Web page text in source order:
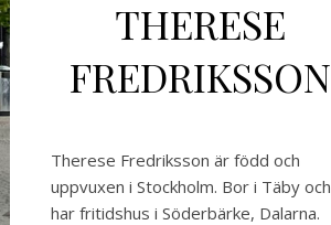
THERESE
FREDRIKSSON
Therese Fredriksson är född och
uppvuxen i Stockholm. Bor i Täby och
har fritidshus i Söderbärke, Dalarna.